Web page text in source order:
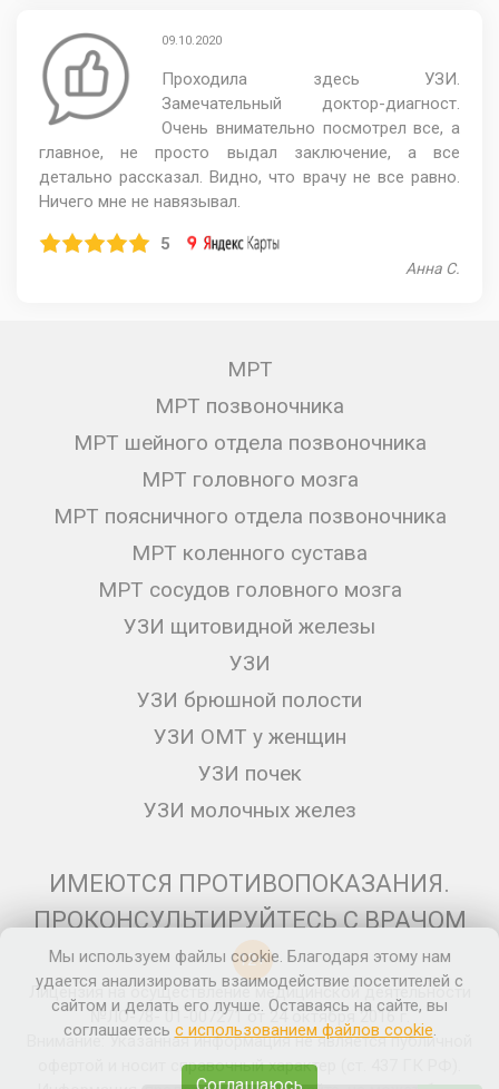
09.10.2020
Проходила здесь УЗИ.
Замечательный доктор-диагност.
Очень внимательно посмотрел все, а
главное, не просто выдал заключение, а все
детально рассказал. Видно, что врачу не все равно.
Ничего мне не навязывал.
5
Анна С.
МРТ
МРТ позвоночника
МРТ шейного отдела позвоночника
МРТ головного мозга
МРТ поясничного отдела позвоночника
МРТ коленного сустава
МРТ сосудов головного мозга
УЗИ щитовидной железы
УЗИ
УЗИ брюшной полости
УЗИ ОМТ у женщин
УЗИ почек
УЗИ молочных желез
ИМЕЮТСЯ ПРОТИВОПОКАЗАНИЯ.
ПРОКОНСУЛЬТИРУЙТЕСЬ С ВРАЧОМ
12+
Лицензия на осуществление медицинской деятельности
№ЛО-78- 01-007271 от 24 октября 2016 г.
Внимание: Указанная информация не является публичной
офертой и носит справочный характер (ст. 437 ГК РФ).
Мы используем файлы cookie. Благодаря этому нам
удается анализировать взаимодействие посетителей с
сайтом и делать его лучше. Оставаясь на сайте, вы
соглашаетесь с использованием файлов cookie.